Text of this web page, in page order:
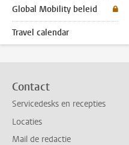
Global Mobility beleid
Travel calendar
Contact
Servicedesks en recepties
Locaties
Mail de redactie